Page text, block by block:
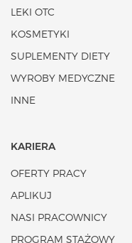
LEKI OTC
KOSMETYKI
SUPLEMENTY DIETY
WYROBY MEDYCZNE
INNE
KARIERA
OFERTY PRACY
APLIKUJ
NASI PRACOWNICY
PROGRAM STAŻOWY